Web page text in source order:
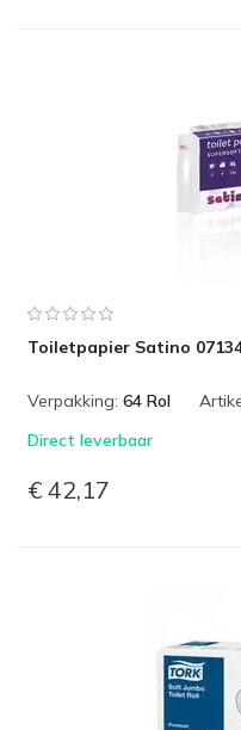
Toiletpapier Satino
Verpakking: 64 Rol
Direct leverbaar
€ 42,17